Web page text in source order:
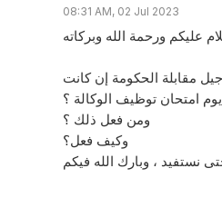
08:31 AM, 02 Jul 2023
مقابلة الحكومة إن كانت
امتحان توظيف الوكالة ؟
ومن فعل ذلك ؟
وكيف فعل؟